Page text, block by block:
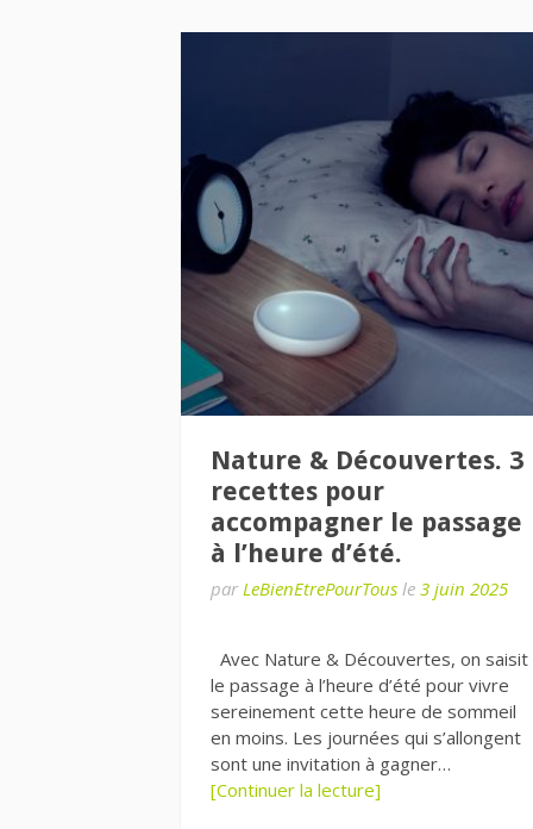
Nature & Découvertes. 3
recettes pour
accompagner le passage
à l’heure d’été.
par LeBienEtrePourTous le 3 juin 2025
Avec Nature & Découvertes, on saisit
le passage à l’heure d’été pour vivre
sereinement cette heure de sommeil
en moins. Les journées qui s’allongent
sont une invitation à gagner…
[Continuer la lecture]